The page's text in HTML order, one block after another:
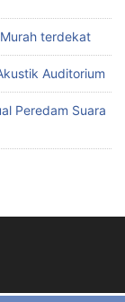
terdekat
Auditorium
Peredam Suara